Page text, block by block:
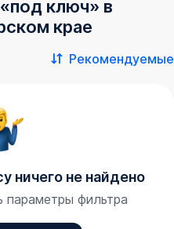
ключ» в
крае
Рекомендуемые
ничего не найдено
параметры фильтра